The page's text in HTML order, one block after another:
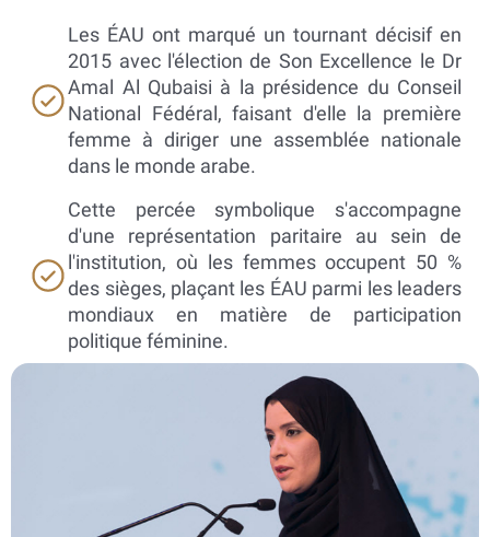
Les ÉAU ont marqué un tournant décisif en
2015 avec l'élection de Son Excellence le Dr
Amal Al Qubaisi à la présidence du Conseil
National Fédéral, faisant d'elle la première
femme à diriger une assemblée nationale
dans le monde arabe.
Cette percée symbolique s'accompagne
d'une représentation paritaire au sein de
l'institution, où les femmes occupent 50 %
des sièges, plaçant les ÉAU parmi les leaders
mondiaux en matière de participation
politique féminine.